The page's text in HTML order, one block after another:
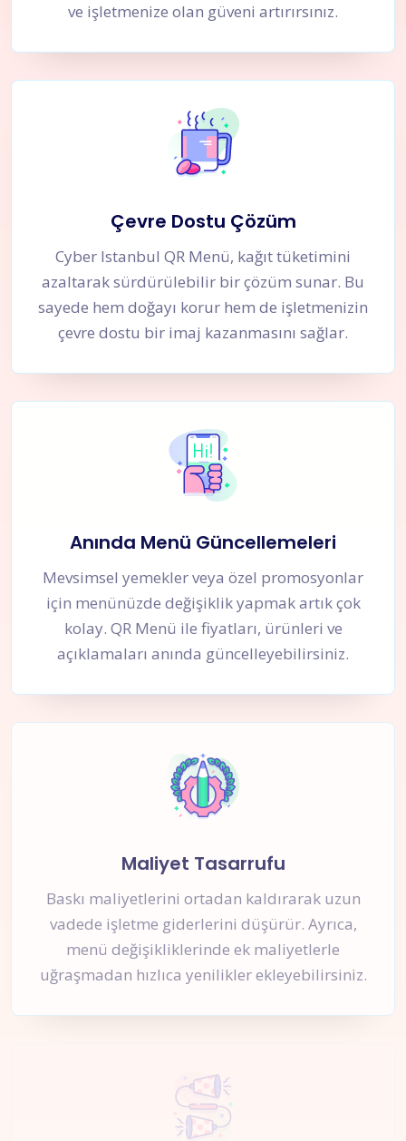
ve işletmenize olan güveni artırırsınız.
Çevre Dostu Çözüm
Cyber Istanbul QR Menü, kağıt tüketimini
azaltarak sürdürülebilir bir çözüm sunar. Bu
sayede hem doğayı korur hem de işletmenizin
çevre dostu bir imaj kazanmasını sağlar.
Anında Menü Güncellemeleri
Mevsimsel yemekler veya özel promosyonlar
için menünüzde değişiklik yapmak artık çok
kolay. QR Menü ile fiyatları, ürünleri ve
açıklamaları anında güncelleyebilirsiniz.
Maliyet Tasarrufu
Baskı maliyetlerini ortadan kaldırarak uzun
vadede işletme giderlerini düşürür. Ayrıca,
menü değişikliklerinde ek maliyetlerle
uğraşmadan hızlıca yenilikler ekleyebilirsiniz.